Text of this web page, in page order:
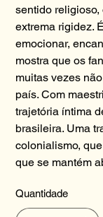
sentido
extrema rigidez.
emocionar,
mostra que os
muitas vezes
país. Com
trajetória íntima
brasileira. Uma
colonialismo,
que se mantém
Quantidade